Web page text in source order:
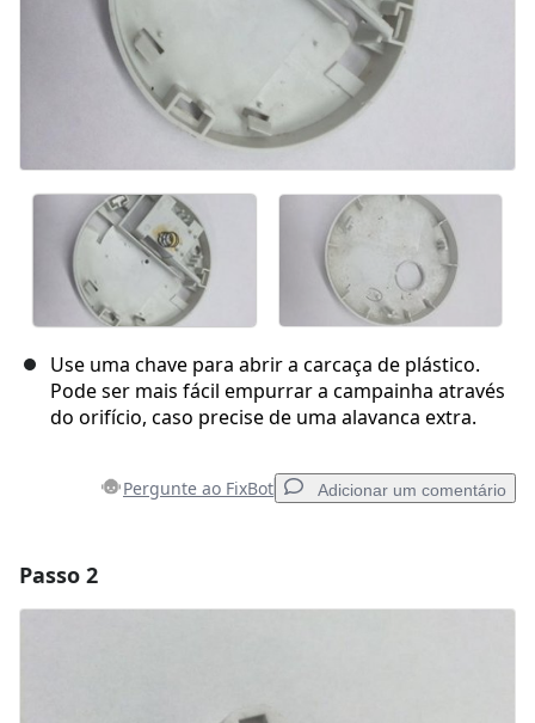
Use uma chave para abrir a carcaça de plástico.
Pode ser mais fácil empurrar a campainha através
do orifício, caso precise de uma alavanca extra.
Pergunte ao FixBot Adicionar um comentário
Passo 2